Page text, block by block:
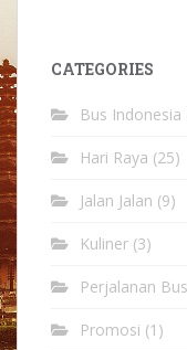
CATEGORIES
Bus Indonesia
Hari Raya (25)
Jalan Jalan (9)
Kuliner (3)
Perjalanan Bus
Promosi (1)